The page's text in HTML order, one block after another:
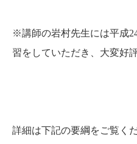
※講師の岩村先生には平成
習をしていただき、大変好
詳細は下記の要綱をご覧くだ